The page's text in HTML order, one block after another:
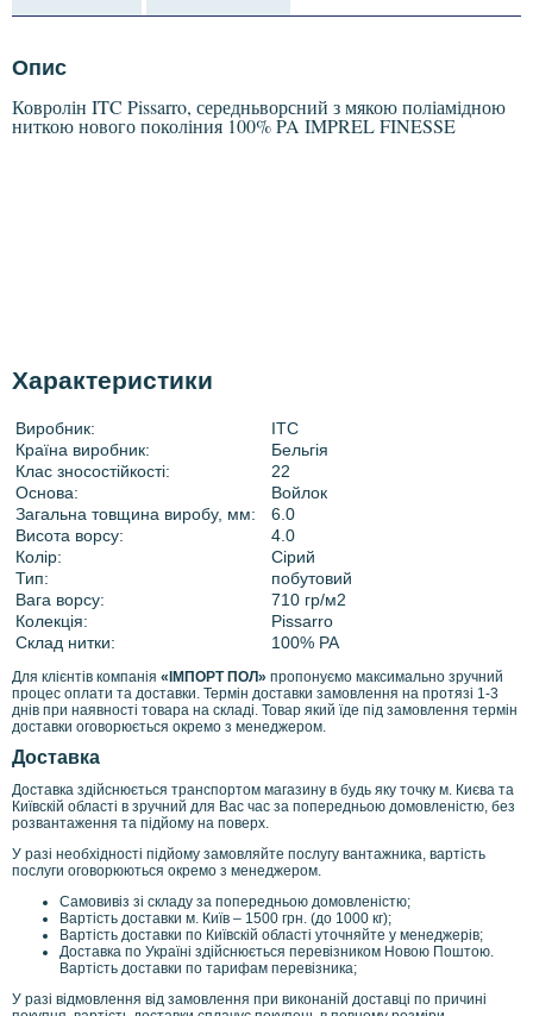
Опис
Ковролін ITC Pissarro, середньворсний з мякою поліамідною
ниткою нового поколіния 100% PA IMPREL FINESSE
Характеристики
Виробник:
ITC
Країна виробник:
Бельгія
Клас зносостійкості:
22
Основа:
Войлок
Загальна товщина виробу, мм:
6.0
Висота ворсу:
4.0
Колір:
Сірий
Тип:
побутовий
Вага ворсу:
710 гр/м2
Колекція:
Pissarro
Склад нитки:
100% PA
Для клієнтів компанія «ІМПОРТ ПОЛ» пропонуємо максимально зручний
процес оплати та доставки. Термін доставки замовлення на протязі 1-3
днів при наявності товара на складі. Товар який їде під замовлення термін
доставки оговорюється окремо з менеджером.
Доставка
Доставка здійснюється транспортом магазину в будь яку точку м. Києва та
Київскій області в зручний для Вас час за попередньою домовленістю, без
розвантаження та підйому на поверх.
У разі необхідності підйому замовляйте послугу вантажника, вартість
послуги оговорюються окремо з менеджером.
Самовивіз зі складу за попередньою домовленістю;
Вартість доставки м. Київ – 1500 грн. (до 1000 кг);
Вартість доставки по Київскій області уточняйте у менеджерів;
Доставка по Україні здійснюється перевізником Новою Поштою.
Вартість доставки по тарифам перевізника;
У разі відмовлення від замовлення при виконаній доставці по причині